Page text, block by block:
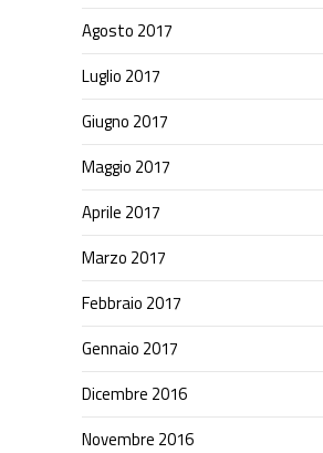
Agosto 2017
Luglio 2017
Giugno 2017
Maggio 2017
Aprile 2017
Marzo 2017
Febbraio 2017
Gennaio 2017
Dicembre 2016
Novembre 2016